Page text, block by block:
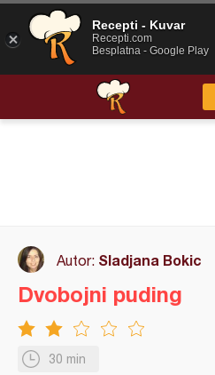
Autor: Sladjana Bokic
30 min
Dvobojni puding
Recepti - Kuvar
Recepti.com
Besplatna - Google Play